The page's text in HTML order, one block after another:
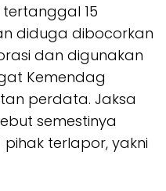
15
diduga dibocorkan
dan digunakan
Kemendag
perdata. Jaksa
semestinya
terlapor, yakni